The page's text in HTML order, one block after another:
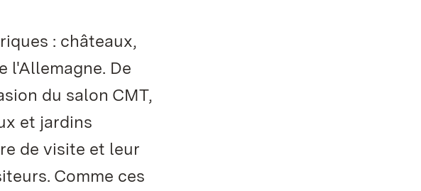
: châteaux,
l'Allemagne. De
du salon CMT,
et jardins
de visite et leur
Comme ces